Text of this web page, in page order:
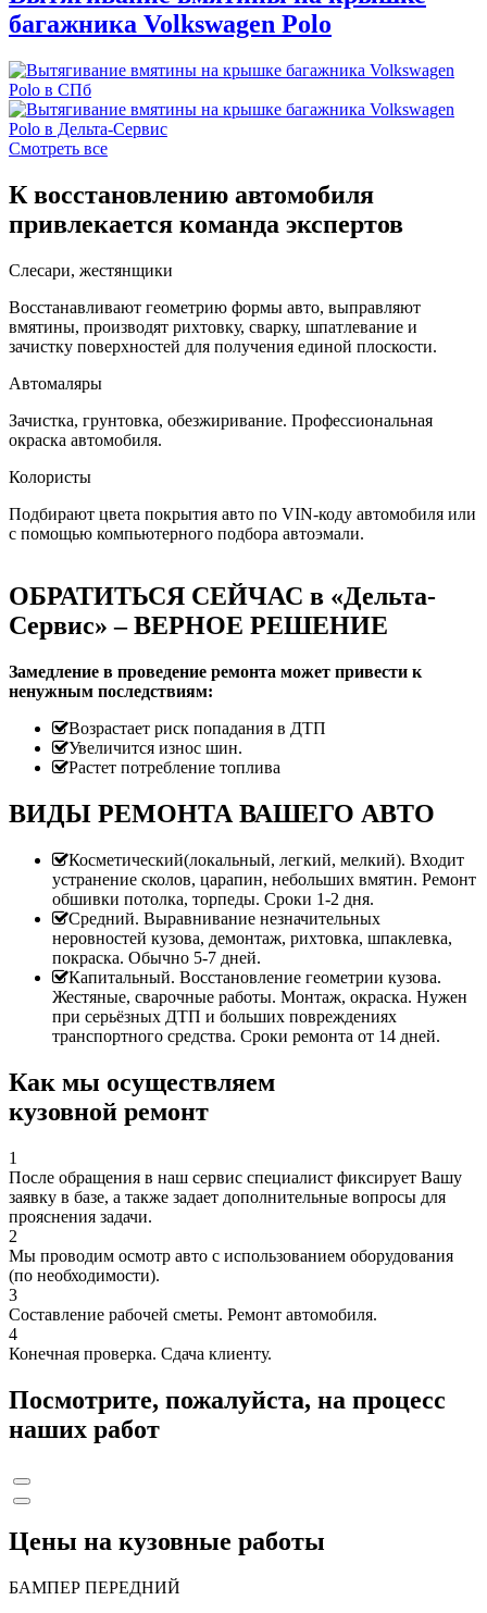
багажника Volkswagen Polo
Смотреть все
К восстановлению автомобиля
привлекается команда экспертов
Слесари, жестянщики
Восстанавливают геометрию формы авто, выправляют
вмятины, производят рихтовку, сварку, шпатлевание и
зачистку поверхностей для получения единой плоскости.
Автомаляры
Зачистка, грунтовка, обезжиривание. Профессиональная
окраска автомобиля.
Колористы
Подбирают цвета покрытия авто по VIN-коду автомобиля или
с помощью компьютерного подбора автоэмали.
ОБРАТИТЬСЯ СЕЙЧАС в «Дельта-
Сервис» – ВЕРНОЕ РЕШЕНИЕ
Замедление в проведение ремонта может привести к
ненужным последствиям:
Возрастает риск попадания в ДТП
Увеличится износ шин.
Растет потребление топлива
ВИДЫ РЕМОНТА ВАШЕГО АВТО
Косметический(локальный, легкий, мелкий). Входит
устранение сколов, царапин, небольших вмятин. Ремонт
обшивки потолка, торпеды. Сроки 1-2 дня.
Средний. Выравнивание незначительных
неровностей кузова, демонтаж, рихтовка, шпаклевка,
покраска. Обычно 5-7 дней.
Капитальный. Восстановление геометрии кузова.
Жестяные, сварочные работы. Монтаж, окраска. Нужен
при серьёзных ДТП и больших повреждениях
транспортного средства. Сроки ремонта от 14 дней.
Как мы осуществляем
кузовной ремонт
1
После обращения в наш сервис специалист фиксирует Вашу
заявку в базе, а также задает дополнительные вопросы для
прояснения задачи.
2
Мы проводим осмотр авто с использованием оборудования
(по необходимости).
3
Составление рабочей сметы. Ремонт автомобиля.
4
Конечная проверка. Сдача клиенту.
Посмотрите, пожалуйста, на процесс
наших работ
Цены на кузовные работы
БАМПЕР ПЕРЕДНИЙ